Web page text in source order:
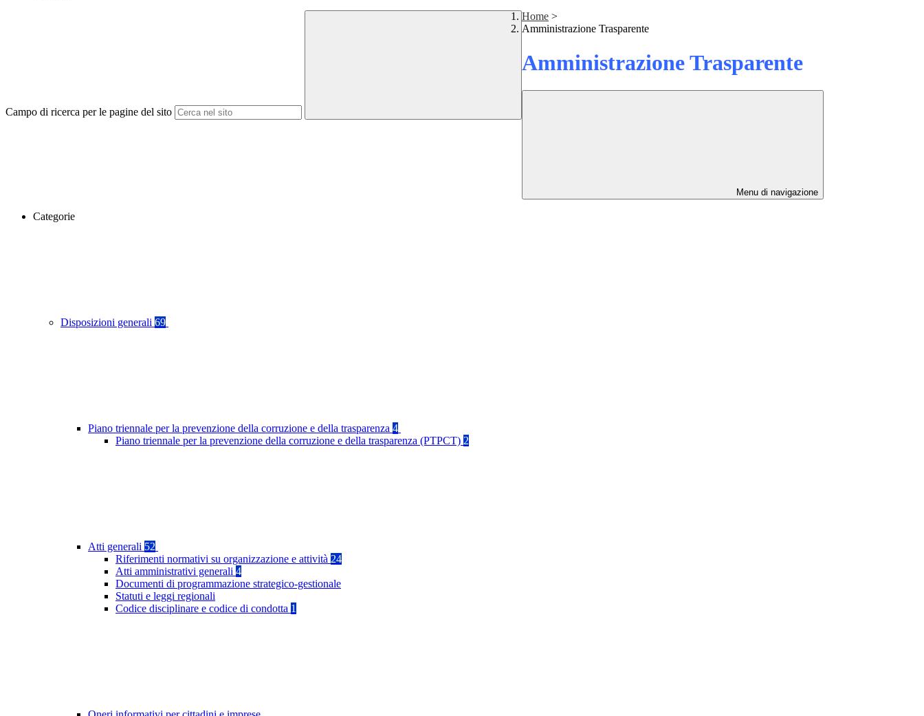
Campo di ricerca per le pagine del sito
Home >
Amministrazione Trasparente
Amministrazione Trasparente
Menu di navigazione
Categorie
Disposizioni generali 69
Piano triennale per la prevenzione della corruzione e della trasparenza 4
Piano triennale per la prevenzione della corruzione e della trasparenza (PTPCT) 2
Atti generali 52
Riferimenti normativi su organizzazione e attività 24
Atti amministrativi generali 4
Documenti di programmazione strategico-gestionale
Statuti e leggi regionali
Codice disciplinare e codice di condotta 1